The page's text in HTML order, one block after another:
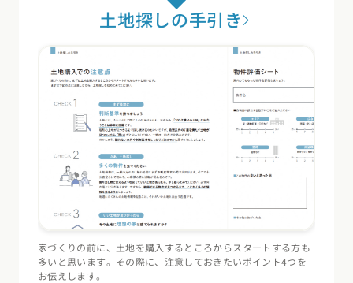
土地探しの手引き
家づくりの前に、土地を購入するところからスタートする方も
多いと思います。その際に、注意しておきたいポイント4つを
お伝えします。